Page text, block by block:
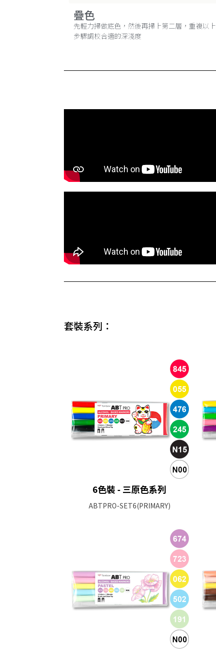
疊色
先輕力掃做底色，然後再掃上第二層，重複以上
步驟調校合適的深淺度
套裝系列：
6色裝 - 三原色系列
ABTPRO-SET6(PRIMARY)